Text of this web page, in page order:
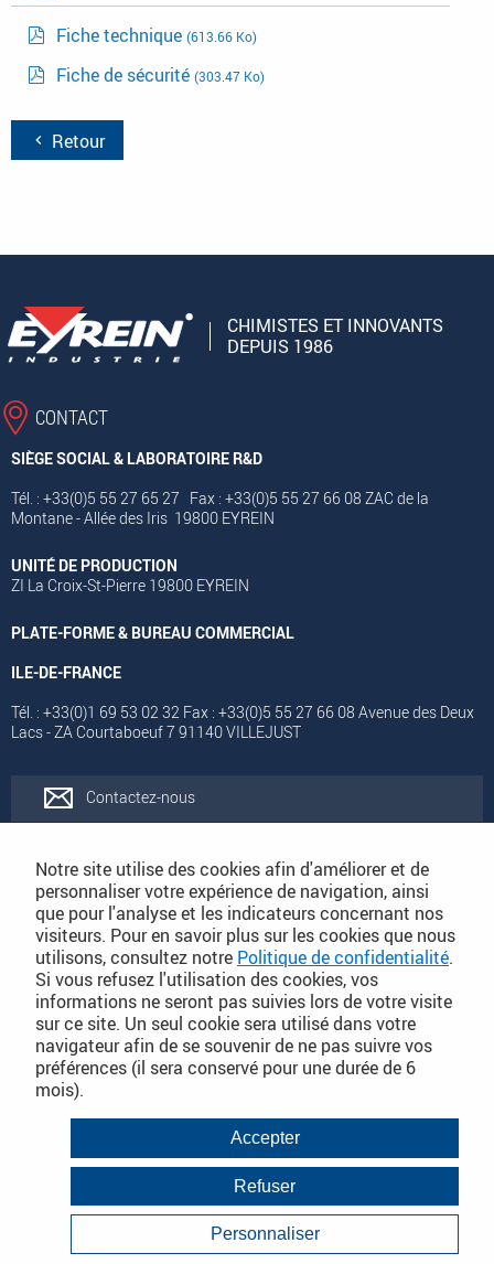
Fiche technique (613.66 Ko)
Fiche de sécurité (303.47 Ko)
Retour
CHIMISTES ET INNOVANTS
DEPUIS 1986
CONTACT
SIÈGE SOCIAL & LABORATOIRE R&D
Tél. : +33(0)5 55 27 65 27 Fax : +33(0)5 55 27 66 08 ZAC de la
Montane - Allée des Iris 19800 EYREIN
UNITÉ DE PRODUCTION
ZI La Croix-St-Pierre 19800 EYREIN
PLATE-FORME & BUREAU COMMERCIAL
ILE-DE-FRANCE
Tél. : +33(0)1 69 53 02 32 Fax : +33(0)5 55 27 66 08 Avenue des Deux
Lacs - ZA Courtaboeuf 7 91140 VILLEJUST
Contactez-nous
Catalogues
Conditions Générales de Vente
PLAN DU SITE DÉTAILLÉ
Conditions Générales de Vente
Mentions légales
Politique de Confidentialité
Infos consommateurs
Notre site utilise des cookies afin d'améliorer et de
personnaliser votre expérience de navigation, ainsi
que pour l'analyse et les indicateurs concernant nos
visiteurs. Pour en savoir plus sur les cookies que nous
utilisons, consultez notre Politique de confidentialité.
Si vous refusez l'utilisation des cookies, vos
informations ne seront pas suivies lors de votre visite
sur ce site. Un seul cookie sera utilisé dans votre
navigateur afin de se souvenir de ne pas suivre vos
préférences (il sera conservé pour une durée de 6
mois).
Accepter
Refuser
Personnaliser